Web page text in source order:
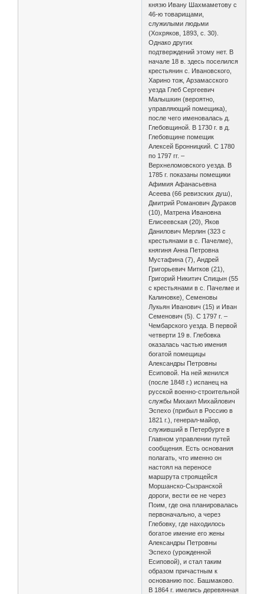
князю Ивану Шахмаметову с
46-ю товарищами,
служилыми людьми
(Хохряков, 1893, с. 30).
Однако других
подтверждений этому нет. В
начале 18 в. здесь поселился
крестьянин с. Ивановского,
Харино тож, Арзамасского
уезда Глеб Сергеевич
Малышкин (вероятно,
управляющий помещика),
после чего именовалась д.
Глебовщиной. В 1730 г. в д.
Глебовщине помещик
Алексей Бронницкий. С 1780
по 1797 гг. –
Верхнеломовского уезда. В
1785 г. показаны помещики
Афимия Афанасьевна
Асеева (66 ревизских душ),
Дмитрий Романович Дураков
(10), Матрена Ивановна
Елисеевская (20), Яков
Данилович Мерлин (323 с
крестьянами в с. Пачелме),
княгиня Анна Петровна
Мустафина (7), Андрей
Григорьевич Митков (21),
Григорий Никитич Спицын (55
с крестьянами в с. Пачелме и
Калиновке), Семеновы
Лукьян Иванович (15) и Иван
Семенович (5). С 1797 г. –
Чембарского уезда. В первой
четверти 19 в. Глебовка
оказалась частью имения
богатой помещицы
Александры Петровны
Есиповой. На ней женился
(после 1848 г.) испанец на
русской военно-строительной
службы Михаил Михайлович
Эспехо (прибыл в Россию в
1821 г.), генерал-майор,
служивший в Петербурге в
Главном управлении путей
сообщения. Есть основания
полагать, что именно он
настоял на переносе
маршрута строящейся
Моршанско-Сызранской
дороги, вести ее не через
Поим, где она планировалась
первоначально, а через
Глебовку, где находилось
богатое имение его жены
Александры Петровны
Эспехо (урожденной
Есиповой), и стал таким
образом причастным к
основанию пос. Башмаково.
В 1864 г. имелись деревянная